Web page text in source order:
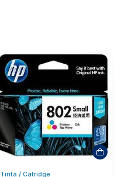
Tinta / Catridge